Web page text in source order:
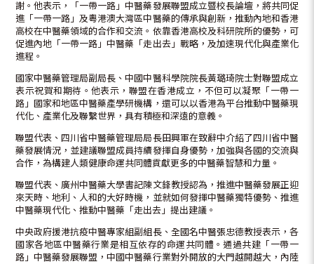
謝。他表示，「一帶一路」中醫藥發展聯盟成立暨校長論壇，將共同促
進「一帶一路」及粵港澳大灣區中醫藥的傳承與創新，推動內地和香港
高校在中醫藥領域的合作和交流。依靠香港高校及科研院所的優勢，可
促進內地「一帶一路」中醫藥「走出去」戰略，及加速現代化與產業化
進程。
國家中醫藥管理局副局長、中國中醫科學院院長黃璐琦院士對聯盟成立
表示祝賀和期待。他表示，聯盟在香港成立，不但可以凝聚「一帶一
路」國家和地區中醫藥產學研機構，還可以以香港為平台推動中醫藥現
代化、產業化及聯繫世界，具有積極和深遠的意義。
聯盟代表、四川省中醫藥管理局局長田興軍在致辭中介紹了四川省中醫
藥發展情況，並建議聯盟成員持續發揮自身優勢，加強與各國的交流與
合作，為構建人類健康命運共同體貢獻更多的中醫藥智慧和力量。
聯盟代表、廣州中醫藥大學書記陳文鋒教授認為，推進中醫藥發展正迎
來天時、地利、人和的大好時機，並就如何發揮中醫藥獨特優勢、推進
中醫藥現代化、推動中醫藥「走出去」提出建議。
中央政府援港抗疫中醫專家組副組長、全國名中醫張忠德教授表示，各
國家各地區中醫藥行業是相互依存的命運共同體。通過共建「一帶一
路」中醫藥發展聯盟，中國中醫藥行業對外開放的大門越開越大，內陸